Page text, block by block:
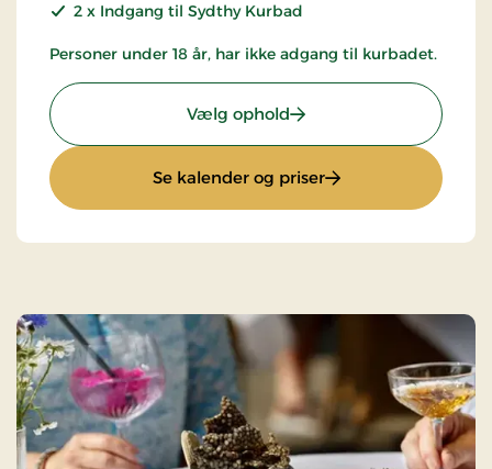
2 x Indgang til Sydthy Kurbad
Personer under 18 år, har ikke adgang til kurbadet.
Vælg ophold: 2-spa dage
Se kalender og priser: 2-spa dage